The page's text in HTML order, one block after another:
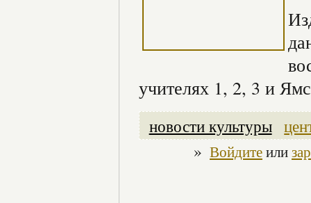
учителях 1, 2, 3 и
новости культуры
» Войдитеили